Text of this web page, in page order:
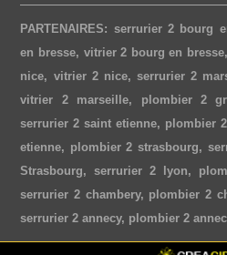
PARTENAIRES: serrurier 2 bourg
en bresse, vitrier 2 bourg en bresse
nice, vitrier 2 nice, serrurier 2
vitrier 2 marseille, plombier 2
serrurier 2 saint etienne, plombier
etienne, plombier 2 strasbourg,
Strasbourg,serrurier 2 lyon,
serrurier 2 chambery, plombier 2
serrurier 2 annecy, plombier 2